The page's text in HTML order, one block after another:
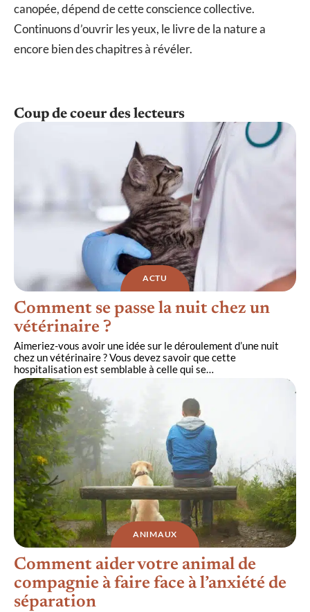
canopée, dépend de cette conscience collective.
Continuons d’ouvrir les yeux, le livre de la nature a
encore bien des chapitres à révéler.
Coup de coeur des lecteurs
ACTU
Comment se passe la nuit chez un
vétérinaire ?
Aimeriez-vous avoir une idée sur le déroulement d’une nuit
chez un vétérinaire ? Vous devez savoir que cette
hospitalisation est semblable à celle qui se…
ANIMAUX
Comment aider votre animal de
compagnie à faire face à l’anxiété de
séparation